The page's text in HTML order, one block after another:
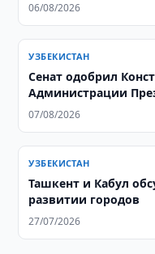
06/08/2026
УЗБЕКИСТАН
Сенат одобрил
Администрации
07/08/2026
УЗБЕКИСТАН
Ташкент и Кабул
развитии городов
27/07/2026